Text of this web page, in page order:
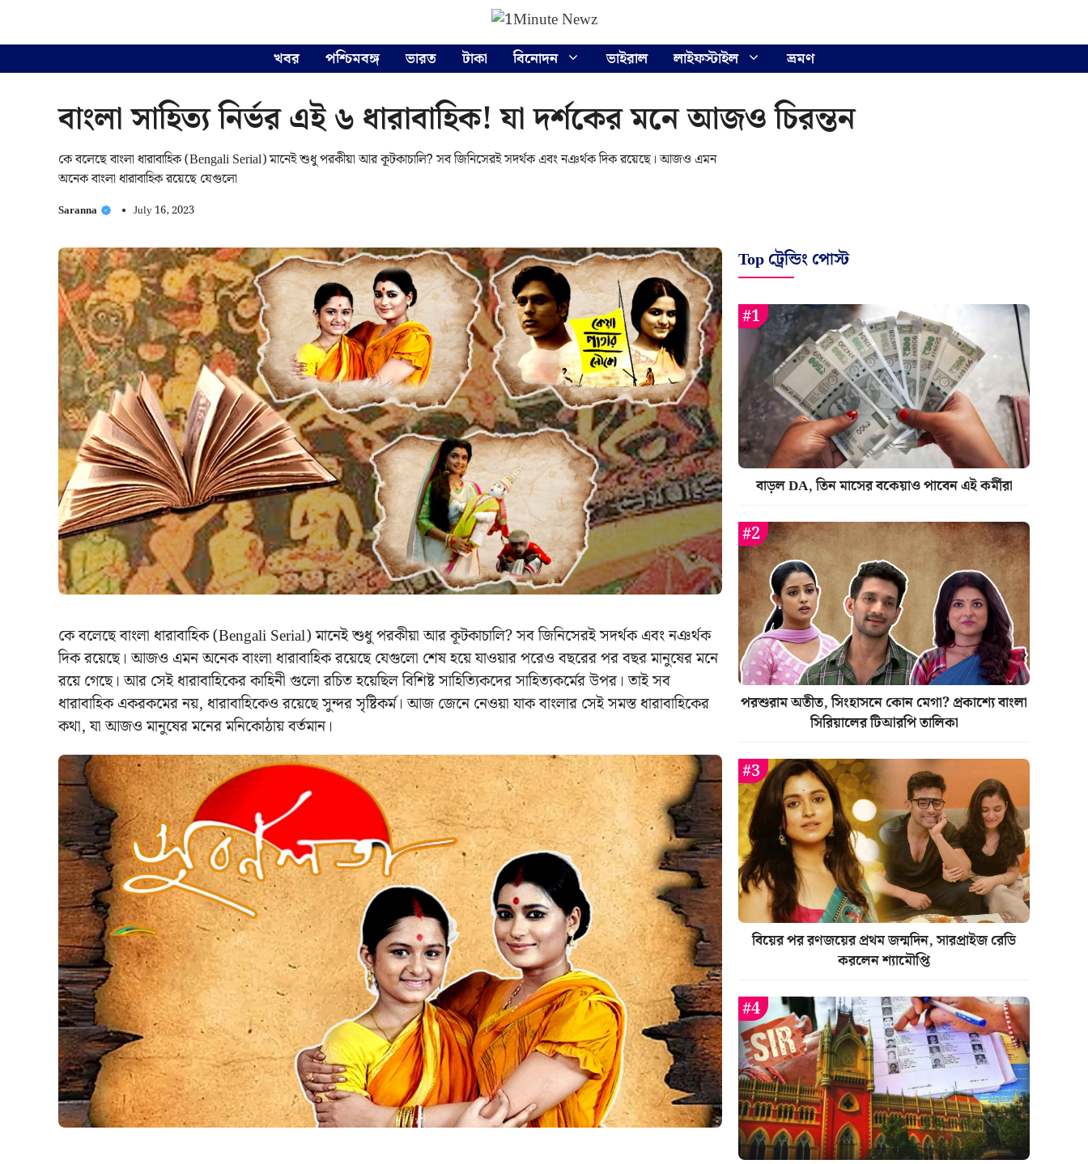
খবর পশ্চিমবঙ্গ ভারত টাকা বিনোদন ভাইরাল লাইফস্টাইল ভ্রমণ
বাংলা সাহিত্য নির্ভর এই ৬ ধারাবাহিক! যা দর্শকের মনে আজও চিরন্তন
কে বলেছে বাংলা ধারাবাহিক (Bengali Serial) মানেই শুধু পরকীয়া আর কূটকাচালি? সব জিনিসেরই সদর্থক এবং নঞর্থক দিক রয়েছে। আজও এমন
অনেক বাংলা ধারাবাহিক রয়েছে যেগুলো
Saranna July 16, 2023
কে বলেছে বাংলা ধারাবাহিক (Bengali Serial) মানেই শুধু পরকীয়া আর কূটকাচালি? সব জিনিসেরই সদর্থক এবং নঞর্থক
দিক রয়েছে। আজও এমন অনেক বাংলা ধারাবাহিক রয়েছে যেগুলো শেষ হয়ে যাওয়ার পরেও বছরের পর বছর মানুষের মনে
রয়ে গেছে। আর সেই ধারাবাহিকের কাহিনী গুলো রচিত হয়েছিল বিশিষ্ট সাহিত্যিকদের সাহিত্যকর্মের উপর। তাই সব
ধারাবাহিক একরকমের নয়, ধারাবাহিকেও রয়েছে সুন্দর সৃষ্টিকর্ম। আজ জেনে নেওয়া যাক বাংলার সেই সমস্ত ধারাবাহিকের
কথা, যা আজও মানুষের মনের মনিকোঠায় বর্তমান।
Top ট্রেন্ডিং পোস্ট
বাড়ল DA, তিন মাসের বকেয়াও পাবেন এই কর্মীরা
পরশুরাম অতীত, সিংহাসনে কোন মেগা? প্রকাশ্যে বাংলা
সিরিয়ালের টিআরপি তালিকা
বিয়ের পর রণজয়ের প্রথম জন্মদিন, সারপ্রাইজ রেডি
করলেন শ্যামৌপ্তি